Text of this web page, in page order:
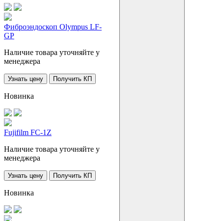
Фиброэндоскоп Olympus LF-
GP
Наличие товара уточняйте у
менеджера
Узнать цену Получить КП
Новинка
Fujifilm FC-1Z
Наличие товара уточняйте у
менеджера
Узнать цену Получить КП
Новинка